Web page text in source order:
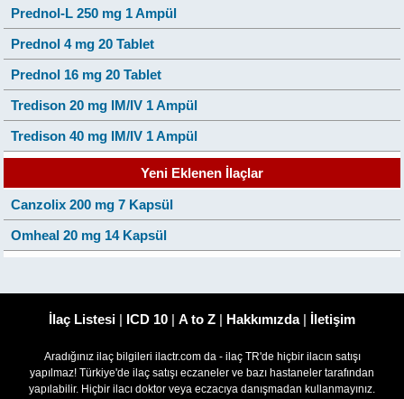
Prednol-L 250 mg 1 Ampül
Prednol 4 mg 20 Tablet
Prednol 16 mg 20 Tablet
Tredison 20 mg IM/IV 1 Ampül
Tredison 40 mg IM/IV 1 Ampül
Yeni Eklenen İlaçlar
Canzolix 200 mg 7 Kapsül
Omheal 20 mg 14 Kapsül
İlaç Listesi | ICD 10 | A to Z | Hakkımızda| İletişim
Aradığınız ilaç bilgileri ilactr.com da - ilaç TR'de hiçbir ilacın satışı
yapılmaz! Türkiye'de ilaç satışı eczaneler ve bazı hastaneler tarafından
yapılabilir. Hiçbir ilacı doktor veya eczacıya danışmadan kullanmayınız.